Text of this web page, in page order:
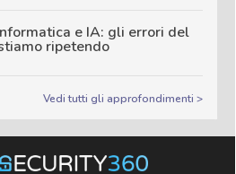
e IA: gli errori del
ripetendo
Vedi tutti gli approfondimenti >